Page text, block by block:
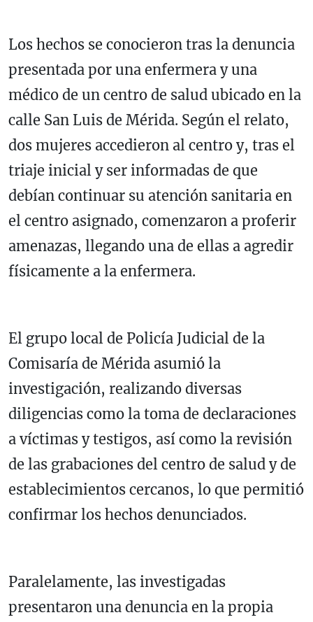
Los hechos se conocieron tras la denuncia
presentada por una enfermera y una
médico de un centro de salud ubicado en la
calle San Luis de Mérida. Según el relato,
dos mujeres accedieron al centro y, tras el
triaje inicial y ser informadas de que
debían continuar su atención sanitaria en
el centro asignado, comenzaron a proferir
amenazas, llegando una de ellas a agredir
físicamente a la enfermera.
El grupo local de Policía Judicial de la
Comisaría de Mérida asumió la
investigación, realizando diversas
diligencias como la toma de declaraciones
a víctimas y testigos, así como la revisión
de las grabaciones del centro de salud y de
establecimientos cercanos, lo que permitió
confirmar los hechos denunciados.
Paralelamente, las investigadas
presentaron una denuncia en la propia